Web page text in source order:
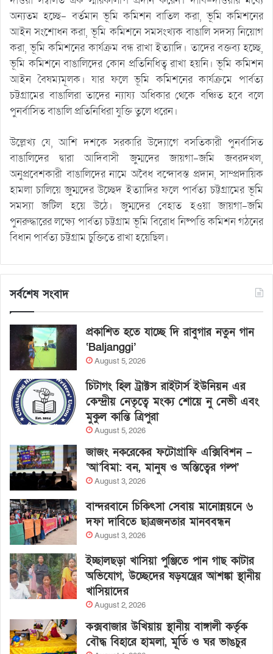
অন্যতম হচ্ছে- বর্তমান ভূমি কমিশন বাতিল করা, ভূমি কমিশনের
আইন সংশোধন করা, ভূমি কমিশনে সমসংখ্যক বাঙালি সদস্য নিয়োগ
করা, ভূমি কমিশনের কার্যক্রম বন্ধ রাখা ইত্যাদি। তাদের বক্তব্য হচ্ছে,
ভূমি কমিশনে বাঙালিদের কোন প্রতিনিধিত্ব রাখা হয়নি। ভূমি কমিশন
আইন বৈষম্যমূলক। যার ফলে ভূমি কমিশনের কার্যক্রমে পার্বত্য
চট্টগ্রামের বাঙালিরা তাদের ন্যায্য অধিকার থেকে বঞ্চিত হবে বলে
পুনর্বাসিত বাঙালি প্রতিনিধিরা যুক্তি তুলে ধরেন।
উল্লেখ্য যে, আশি দশকে সরকারি উদ্যোগে বসতিকারী পুনর্বাসিত
বাঙালিদের দ্বারা আদিবাসী জুম্মদের জায়গা-জমি জবরদখল,
অনুপ্রবেশকারী বাঙালিদের নামে অবৈধ বন্দোবস্ত প্রদান, সাম্প্রদায়িক
হামলা চালিয়ে জুম্মদের উচ্ছেদ ইত্যাদির ফলে পার্বত্য চট্টগ্রামের ভূমি
সমস্যা জটিল হয়ে উঠে। জুম্মদের বেহাত হওয়া জায়গা-জমি
পুনরুদ্ধারের লক্ষ্যে পার্বত্য চট্টগ্রাম ভূমি বিরোধ নিষ্পত্তি কমিশন গঠনের
বিধান পার্বত্য চট্টগ্রাম চুক্তিতে রাখা হয়েছিল।
সর্বশেষ সংবাদ
প্রকাশিত হতে যাচ্ছে দি রাবুগার নতুন গান
‘Baljanggi’
August 5, 2026
চিটাগং হিল ট্রাক্টস রাইটার্স ইউনিয়ন এর
কেন্দ্রীয় নেতৃত্বে মংক্য শোয়ে নু নেভী এবং
মুকুল কান্তি ত্রিপুরা
August 5, 2026
জাজং নকরেকের ফটোগ্রাফি এক্সিবিশন –
‘আ’বিমা: বন, মানুষ ও অস্তিত্বের গল্প’
August 3, 2026
বান্দরবানে চিকিৎসা সেবায় মানোন্নয়নে ৬
দফা দাবিতে ছাত্রজনতার মানববন্ধন
August 3, 2026
ইচ্ছালছড়া খাসিয়া পুঞ্জিতে পান গাছ কাটার
অভিযোগ, উচ্ছেদের ষড়যন্ত্রের আশঙ্কা স্থানীয়
খাসিয়াদের
August 2, 2026
কক্সবাজার উখিয়ায় স্থানীয় বাঙ্গালী কর্তৃক
বৌদ্ধ বিহারে হামলা, মূর্তি ও ঘর ভাঙচুর